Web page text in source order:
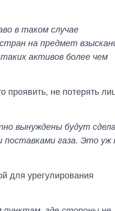
в таком случае
на предмет
активов более чем
проявить, не потерять
вынуждены будут
газа. Это уж
для урегулирования
количество